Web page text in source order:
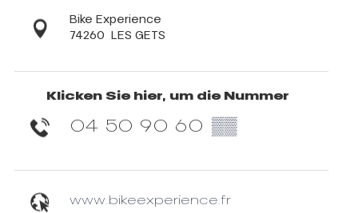
Bike Experience
74260 LES GETS
Klicken Sie hier, um die Nummer
04 50 90 60 ▒▒
www.bikeexperience.fr